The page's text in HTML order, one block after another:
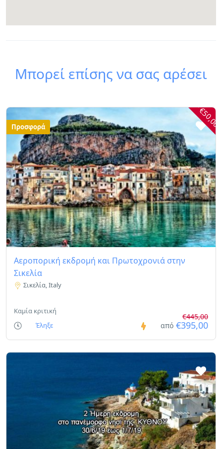
Μπορεί επίσης να σας αρέσει
- €50,00
Προσφορά
Αεροπορική εκδρομή και Πρωτοχρονιά στην
Σικελία
Σικελία, Italy
Καμία κριτική
Έληξε
από
€445,00
€395,00